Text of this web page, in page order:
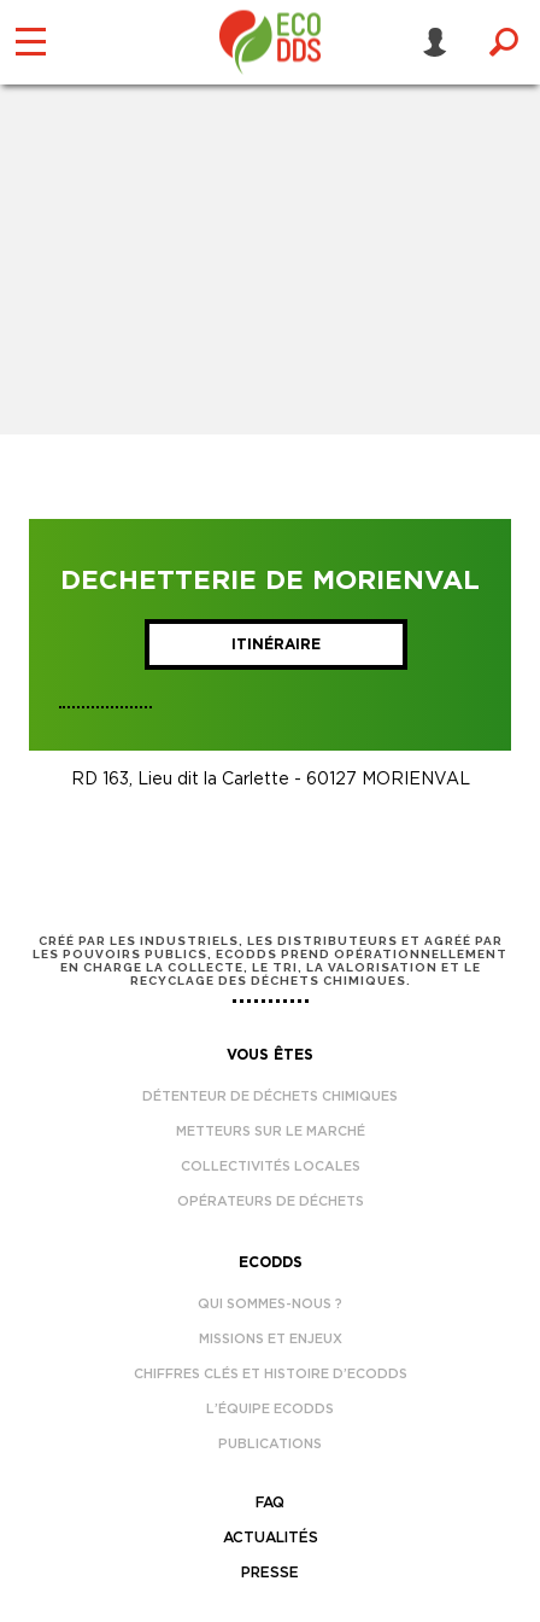
DECHETTERIE DE MORIENVAL
ITINÉRAIRE
RD 163, Lieu dit la Carlette - 60127 MORIENVAL
CRÉÉ PAR LES INDUSTRIELS, LES DISTRIBUTEURS ET AGRÉÉ PAR
LES POUVOIRS PUBLICS, ECODDS PREND OPÉRATIONNELLEMENT
EN CHARGE LA COLLECTE, LE TRI, LA VALORISATION ET LE
RECYCLAGE DES DÉCHETS CHIMIQUES.
VOUS ÊTES
DÉTENTEUR DE DÉCHETS CHIMIQUES
METTEURS SUR LE MARCHÉ
COLLECTIVITÉS LOCALES
OPÉRATEURS DE DÉCHETS
ECODDS
QUI SOMMES-NOUS ?
MISSIONS ET ENJEUX
CHIFFRES CLÉS ET HISTOIRE D’ECODDS
L’ÉQUIPE ECODDS
PUBLICATIONS
FAQ
ACTUALITÉS
PRESSE